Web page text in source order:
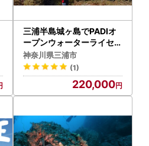
三浦半島城ヶ島でPADIオ
ープンウォーターライセン
ス取得 M064-005 チケッ
ト 体験
神奈川県三浦市
(1)
220,000